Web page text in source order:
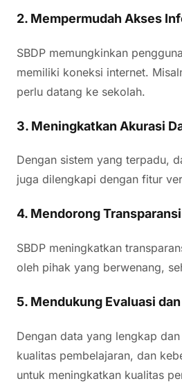
2. Mempermudah Akses
SBDP memungkinkan
memiliki koneksi internet.
perlu datang ke sekolah.
3. Meningkatkan Akurasi
Dengan sistem yang terpadu,
juga dilengkapi dengan fitur
4. Mendorong Transparansi
SBDP meningkatkan
oleh pihak yang berwenang,
5. Mendukung Evaluasi
Dengan data yang lengkap
kualitas pembelajaran, dan
untuk meningkatkan kualitas